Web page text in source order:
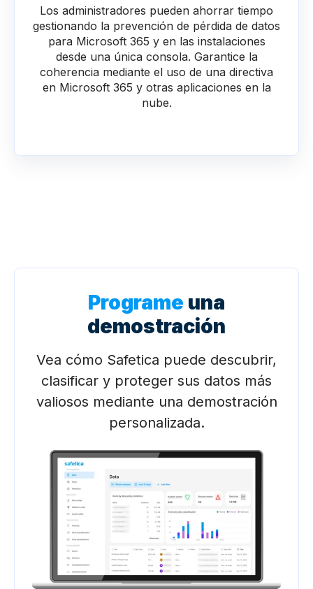
Los administradores pueden ahorrar tiempo
gestionando la prevención de pérdida de datos
para Microsoft 365 y en las instalaciones
desde una única consola. Garantice la
coherencia mediante el uso de una directiva
en Microsoft 365 y otras aplicaciones en la
nube.
Programe una
demostración
Vea cómo Safetica puede descubrir,
clasificar y proteger sus datos más
valiosos mediante una demostración
personalizada.